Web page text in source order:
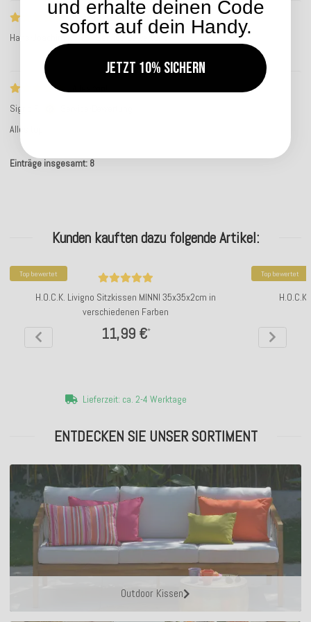
ws5_rc_ts_no_text
Hans-Joachim R.
Service-Bewertung
Sigrid F.
Alles top!
Einträge insgesamt: 8
Kunden kauften dazu folgende Artikel:
Top bewertet
H.O.C.K. Livigno Sitzkissen MINNI 35x35x2cm in
verschiedenen Farben
11,99 €*
Lieferzeit: ca. 2-4 Werktage
Top bewertet
ENTDECKEN SIE UNSER SORTIMENT
Outdoor Kissen
und erhalte deinen Code
sofort auf dein Handy.
Jetzt 10% sichern